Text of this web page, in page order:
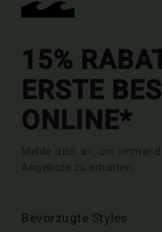
15%
ERSTE
ONLINE*
Melde dich an, um immer
Angebote zu erhalten.
Bevorzugte Styles